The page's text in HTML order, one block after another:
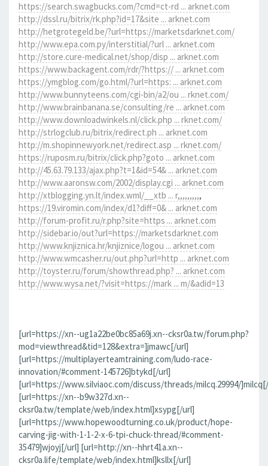
https://search.swagbucks.com/?cmd=ct-rd ... arknet.com
http://dssl.ru/bitrix/rk.php?id=17&site ... arknet.com
http://hetgrotegeld.be/?url=https://marketsdarknet.com/
http://www.epa.com.py/interstitial/?url ... arknet.com
http://store.cure-medical.net/shop/disp ... arknet.com
https://www.backagent.com/rdr/?https:// ... arknet.com
https://ymgblog.com/go.html/?url=https: ... arknet.com
http://www.bunnyteens.com/cgi-bin/a2/ou ... rknet.com/
http://www.brainbanana.se/consulting/re ... arknet.com
http://www.downloadwinkels.nl/click.php ... rknet.com/
http://strlogclub.ru/bitrix/redirect.ph ... arknet.com
http://m.shopinnewyork.net/redirect.asp ... rknet.com/
https://ruposm.ru/bitrix/click.php?goto ... arknet.com
http://45.63.79.133/ajax.php?t=1&id=54& ... arknet.com
http://www.aaronsw.com/2002/display.cgi ... arknet.com
http://xtblogging.yn.lt/index.wml/__xtb ... r,,,,,,,,,,
https://19.viromin.com/index/d1?diff=0& ... arknet.com
http://forum-profit.ru/r.php?site=https ... arknet.com
http://sidebar.io/out?url=https://marketsdarknet.com
http://www.knjiznica.hr/knjiznice/logou ... arknet.com
http://www.wmcasher.ru/out.php?url=http ... arknet.com
http://toyster.ru/forum/showthread.php? ... arknet.com
http://www.wysa.net/?visit=https://mark ... m/&adid=13
[url=https://xn--ug1a22be0bc85a69j.xn--cksr0a.tw/forum.php?
mod=viewthread&tid=128&extra=]jmawc[/url]
[url=https://multiplayerteamtraining.com/ludo-race-
innovation/#comment-145726]btykd[/url]
[url=https://www.silviaoc.com/discuss/threads/milcq.29994/
[url=https://xn--b9w327d.xn--
cksr0a.tw/template/web/index.html]xsypg[/url]
[url=https://www.hopewoodturning.co.uk/product/hope-
carving-jig-with-1-1-2-x-6-tpi-chuck-thread/#comment-
35479]wjoyj[/url] [url=http://xn--hhrt41a.xn--
cksr0a.life/template/web/index.html]ksllx[/url]